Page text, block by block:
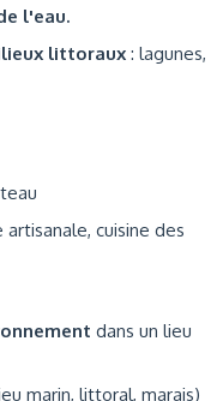
l'eau.
littoraux : lagunes,
cuisine des
dans un lieu
marin, littoral, marais)